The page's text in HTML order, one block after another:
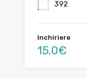
392
Inchiriere
15.0€